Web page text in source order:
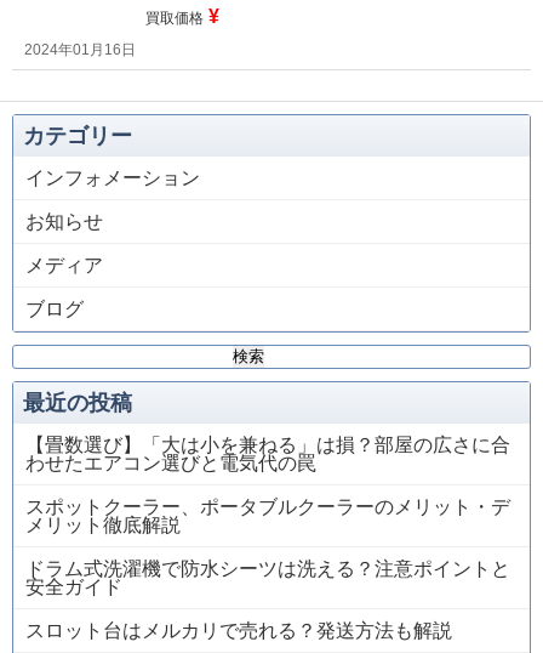
買取価格 ¥
2024年01月16日
カテゴリー
インフォメーション
お知らせ
メディア
ブログ
検
索:
最近の投稿
【畳数選び】「大は小を兼ねる」は損？部屋の広さに合
わせたエアコン選びと電気代の罠
スポットクーラー、ポータブルクーラーのメリット・デ
メリット徹底解説
ドラム式洗濯機で防水シーツは洗える？注意ポイントと
安全ガイド
スロット台はメルカリで売れる？発送方法も解説